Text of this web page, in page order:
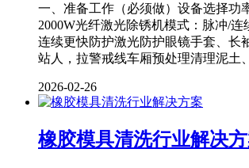
一、准备工作（必须做）设备选择功
2000W光纤激光除锈机模式：脉冲/连
连续更快防护激光防护眼镜手套、长
站人，拉警戒线车厢预处理清理泥土
2026-02-26
橡胶模具清洗行业解决